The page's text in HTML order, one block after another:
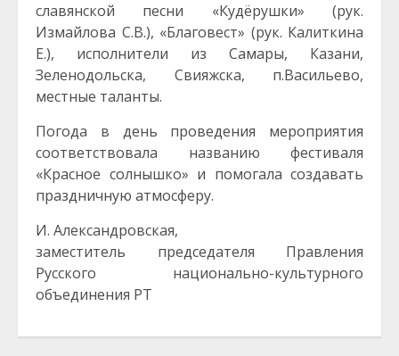
славянской песни «Кудёрушки» (рук.
Измайлова С.В.), «Благовест» (рук. Калиткина
Е.), исполнители из Самары, Казани,
Зеленодольска, Свияжска, п.Васильево,
местные таланты.
Погода в день проведения мероприятия
соответствовала названию фестиваля
«Красное солнышко» и помогала создавать
праздничную атмосферу.
И. Александровская,
заместитель председателя Правления
Русского национально-культурного
объединения РТ